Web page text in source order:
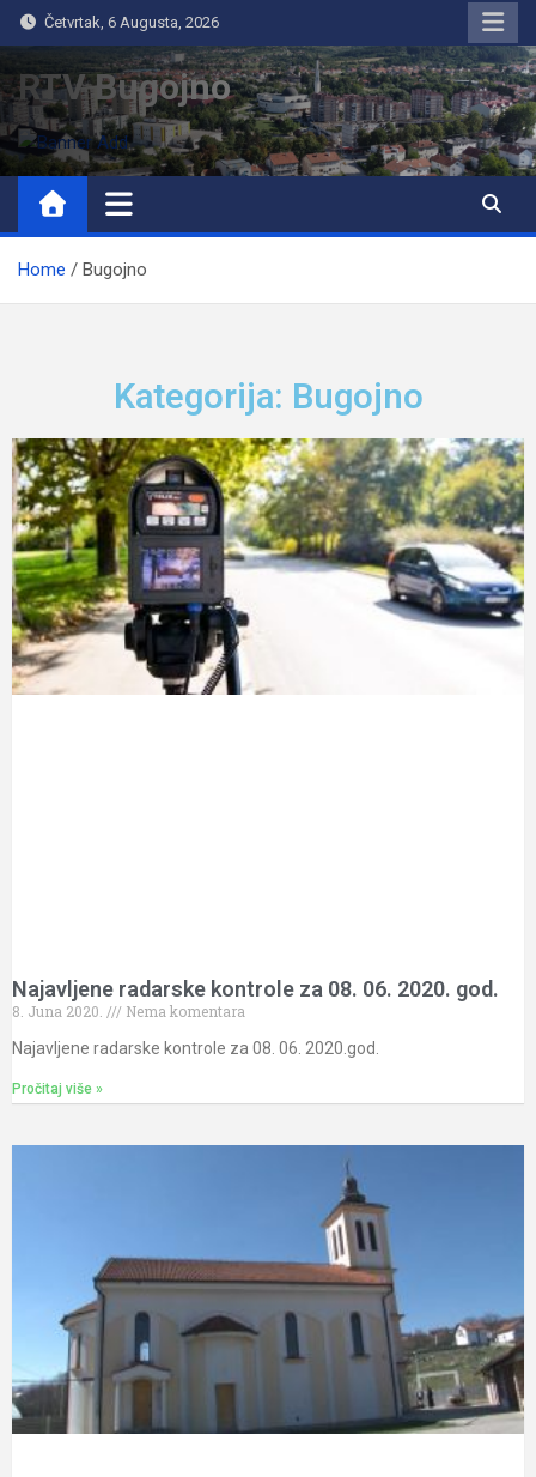
Četvrtak, 6 Augusta, 2026
RTV Bugojno
Home Bugojno
Kategorija: Bugojno
Najavljene radarske kontrole za 08. 06. 2020. god.
8. Juna 2020.
Nema komentara
Najavljene radarske kontrole za 08. 06. 2020.god.
Pročitaj više »